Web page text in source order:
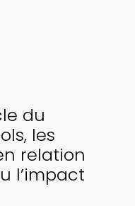
du
les
relation
l’impact